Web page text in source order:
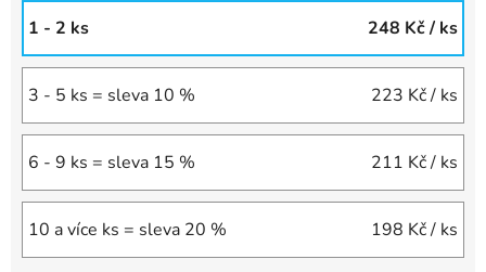
1 - 2 ks 248 Kč/ ks
3 - 5 ks = sleva 10 % 223 Kč/ ks
6 - 9 ks = sleva 15 % 211 Kč/ ks
10 a více ks = sleva 20 % 198 Kč/ ks